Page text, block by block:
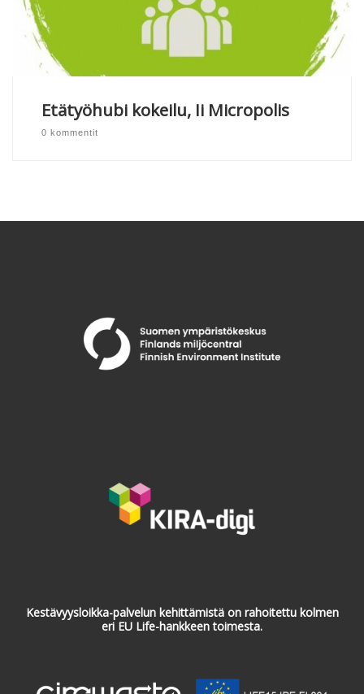
Etätyöhubi kokeilu, Ii Micropolis
0 kommentit
Kestävyysloikka-palvelun kehittämistä on rahoitettu kolmen
eri EU Life-hankkeen toimesta.